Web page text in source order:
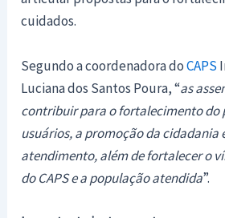
cuidados.
Segundo a coordenadora doCAPS
Luciana dos Santos Poura, “as
contribuir para o fortalecimento do
usuários, a promoção da cidadania
atendimento, além de fortalecer o
do CAPS e a população atendida”.